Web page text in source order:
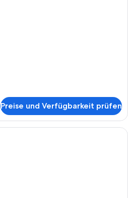
Preise und Verfügbarkeit prüfen
Minibar, Zimmersafe, Schreibtisch,